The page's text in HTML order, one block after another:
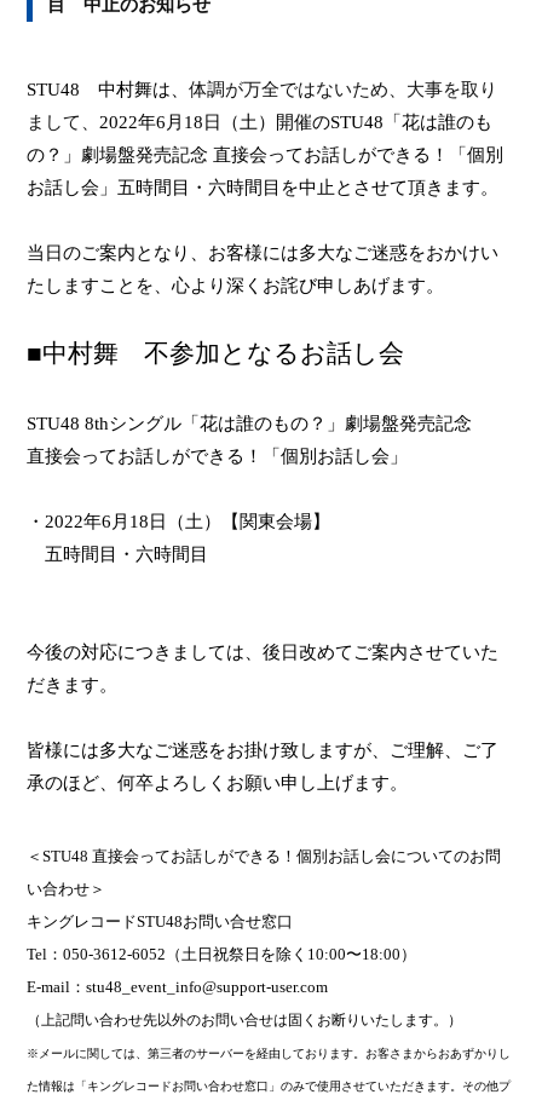
STU48 中村舞は、体調が万全ではないため、大事を取り
まして、 2022年6 月 18 日（土）開催のSTU48 「花は誰のも
の？」劇場盤発売記念 直接会ってお話しができる！「個別
お話し会」五時間目・六時間目を中止とさせて頂きます。
当日のご案内となり、お客様には多大なご迷惑をおかけい
たしますことを、心より深くお詫び申しあげます。
■中村舞 不参加となるお話し会
STU48 8thシングル「花は誰のもの？」劇場盤発売記念
直接会ってお話しができる！「個別お話し会」
・ 2022年6 月 18 日（土）【関東会場】
五時間目・六時間目
今後の対応につきましては、後日改めてご案内させていた
だきます。
皆様には多大なご迷惑をお掛け致しますが、ご理解、ご了
承のほど、何卒よろしくお願い申し上げます。
＜STU48直接会ってお話しができる！個別お話し会についてのお問
い合わせ＞
キングレコードSTU48お問い合せ窓口
Tel ：050-3612-6052 （土日祝祭日を除く 10:00〜18:00 ）
E-mail ：stu48_event_info@support-user.com
（上記問い合わせ先以外のお問い合せは固くお断りいたします。）
※メールに関しては、第三者のサーバーを経由しております。お客さまからおあずかりし
た情報は「キングレコードお問い合わせ窓口」のみで使用させていただきます。その他プ